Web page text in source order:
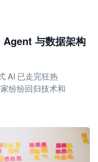
Agent 与数据架构
AI 已走完狂热
纷纷回归技术和